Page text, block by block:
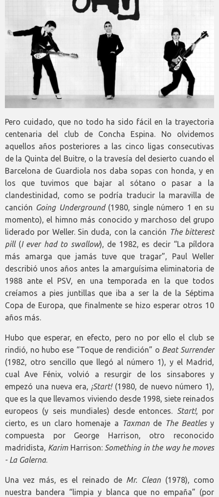
Pero cuidado, que no todo ha sido fácil en la trayectoria
centenaria del club de Concha Espina. No olvidemos
aquellos años posteriores a las cinco ligas consecutivas
de la Quinta del Buitre, o la travesía del desierto cuando el
Barcelona de Guardiola nos daba sopas con honda, y en
los que tuvimos que bajar al sótano o pasar a la
clandestinidad, como se podría traducir la maravilla de
canción Going Underground(1980, single número 1 en su
momento), el himno más conocido y marchoso del grupo
liderado por Weller. Sin duda, con la canción The bitterest
pill(I ever had to swallow), de 1982, es decir “La píldora
más amarga que jamás tuve que tragar”, Paul Weller
describió unos años antes la amarguísima eliminatoria de
1988 ante el PSV, en una temporada en la que todos
creíamos a pies juntillas que iba a ser la de la Séptima
Copa de Europa, que finalmente se hizo esperar otros 10
años más.
Hubo que esperar, en efecto, pero no por ello el club se
rindió, no hubo ese “Toque de rendición” o Beat Surrender
(1982, otro sencillo que llegó al número 1), y el Madrid,
cual Ave Fénix, volvió a resurgir de los sinsabores y
empezó una nueva era, ¡Start!(1980, de nuevo número 1),
que es la que llevamos viviendo desde 1998, siete reinados
europeos (y seis mundiales) desde entonces. Start!, por
cierto, es un claro homenaje a Taxmande The Beatlesy
compuesta por George Harrison, otro reconocido
madridista, KarimHarrison: Something in the way he moves
- La Galerna.
Una vez más, es el reinado de Mr. Clean (1978), como
nuestra bandera “limpia y blanca que no empaña” (por